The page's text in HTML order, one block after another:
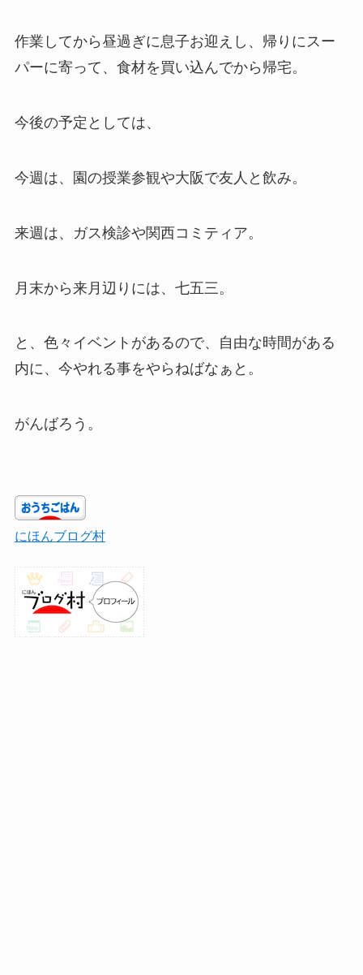
作業してから昼過ぎに息子お迎えし、帰りにスー
パーに寄って、食材を買い込んでから帰宅。
今後の予定としては、
今週は、園の授業参観や大阪で友人と飲み。
来週は、ガス検診や関西コミティア。
月末から来月辺りには、七五三。
と、色々イベントがあるので、自由な時間がある
内に、今やれる事をやらねばなぁと。
がんばろう。
にほんブログ村